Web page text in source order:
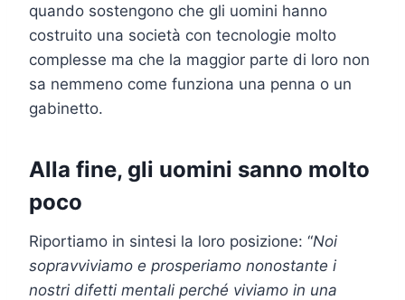
quando sostengono che gli uomini hanno
costruito una società con tecnologie molto
complesse ma che la maggior parte di loro non
sa nemmeno come funziona una penna o un
gabinetto.
Alla fine, gli uomini sanno molto
poco
Riportiamo in sintesi la loro posizione: “Noi
sopravviviamo e prosperiamo nonostante i
nostri difetti mentali perché viviamo in una